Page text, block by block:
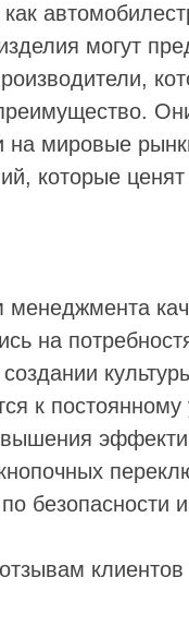
могут
на мировые
которые ценят
менеджмента
на
к
безопасности и
клиентов